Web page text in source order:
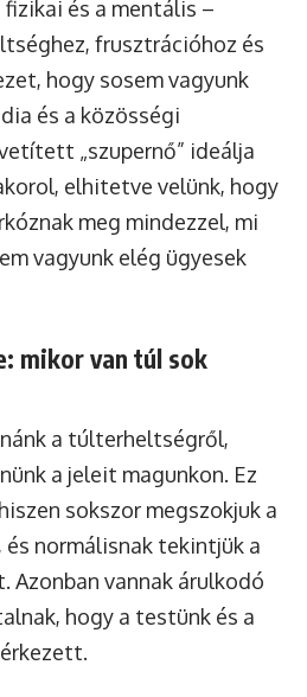
és a mentális –
frusztrációhoz és
hogy sosem vagyunk
és a közösségi
„szupernő” ideálja
elhitetve velünk, hogy
meg mindezzel, mi
vagyunk elég ügyesek
mikor van túl sok
a túlterheltségről,
a jeleit magunkon. Ez
sokszor megszokjuk a
normálisnak tekintjük a
Azonban vannak árulkodó
hogy a testünk és a